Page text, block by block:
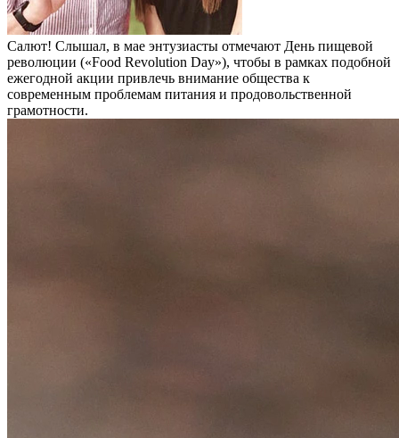
Салют! Слышал, в мае энтузиасты отмечают День пищевой
революции («Food Revolution Day»), чтобы в рамках подобной
ежегодной акции привлечь внимание общества к
современным проблемам питания и продовольственной
грамотности.